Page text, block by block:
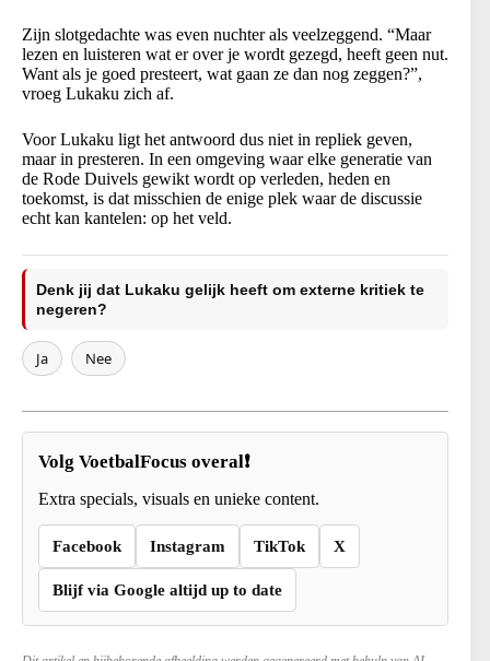
Zijn slotgedachte was even nuchter als veelzeggend. “Maar
lezen en luisteren wat er over je wordt gezegd, heeft geen nut.
Want als je goed presteert, wat gaan ze dan nog zeggen?”,
vroeg Lukaku zich af.
Voor Lukaku ligt het antwoord dus niet in repliek geven,
maar in presteren. In een omgeving waar elke generatie van
de Rode Duivels gewikt wordt op verleden, heden en
toekomst, is dat misschien de enige plek waar de discussie
echt kan kantelen: op het veld.
Denk jij dat Lukaku gelijk heeft om externe kritiek te
negeren?
Ja Nee
Volg VoetbalFocus overal❗
Extra specials, visuals en unieke content.
Facebook Instagram TikTok X
Blijf via Google altijd up to date